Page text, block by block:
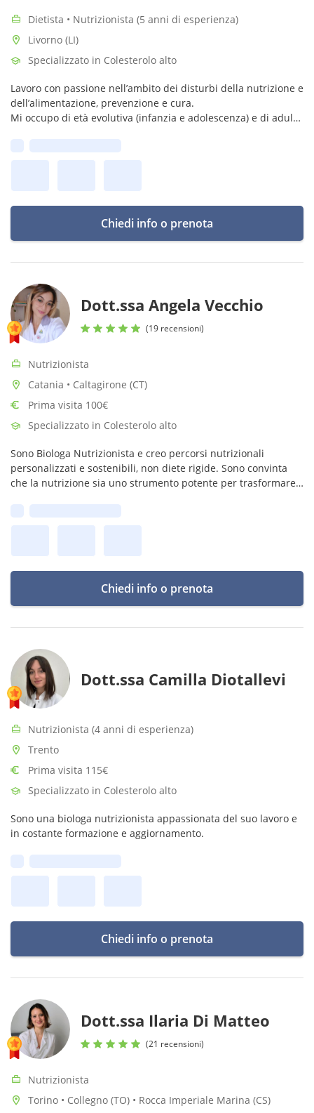
Dietista • Nutrizionista (5 anni di esperienza)
Livorno (LI)
Specializzato in Colesterolo alto
Lavoro con passione nell’ambito dei disturbi della nutrizione e
dell’alimentazione, prevenzione e cura.
Mi occupo di età evolutiva (infanzia e adolescenza) e di adulti.
Chiedi info o prenota
Dott.ssa Angela Vecchio
(19 recensioni)
Nutrizionista
Catania • Caltagirone (CT)
Prima visita 100€
Specializzato in Colesterolo alto
Sono Biologa Nutrizionista e creo percorsi nutrizionali
personalizzati e sostenibili, non diete rigide. Sono convinta
che la nutrizione sia uno strumento potente per trasformare
Chiedi info o prenota
Dott.ssa Camilla Diotallevi
Nutrizionista (4 anni di esperienza)
Trento
Prima visita 115€
Specializzato in Colesterolo alto
Sono una biologa nutrizionista appassionata del suo lavoro e
in costante formazione e aggiornamento.
Chiedi info o prenota
Dott.ssa Ilaria Di Matteo
(21 recensioni)
Nutrizionista
Torino • Collegno (TO) • Rocca Imperiale Marina (CS)